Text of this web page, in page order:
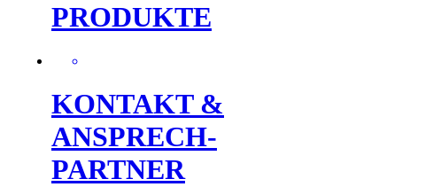
PRODUKTE
KONTAKT &
ANSPRECH-
PARTNER